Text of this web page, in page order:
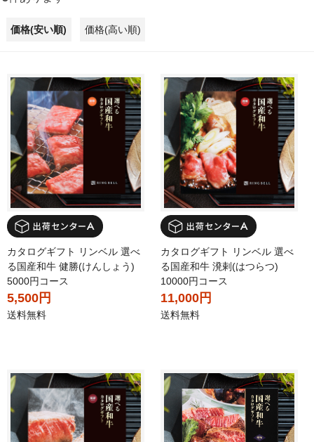
価格(安い順) 価格(高い順)
カタログギフト リンベル 選べ
る国産和牛 健勝(けんしょう)
5000円コース
5,500円
送料無料
カタログギフト リンベル 選べ
る国産和牛 溌剌(はつらつ)
10000円コース
11,000円
送料無料